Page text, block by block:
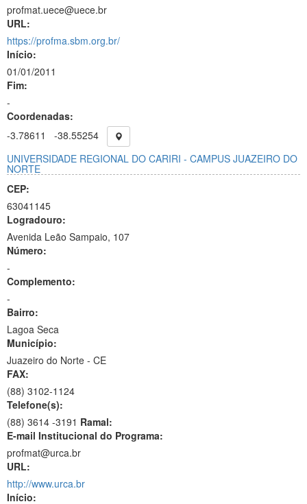
profmat.uece@uece.br
URL:
https://profma.sbm.org.br/
Início:
01/01/2011
Fim:
-
Coordenadas:
-3.78611
-38.55254
UNIVERSIDADE REGIONAL DO CARIRI - CAMPUS JUAZEIRO DO
NORTE
CEP:
63041145
Logradouro:
Avenida Leão Sampaio, 107
Número:
-
Complemento:
-
Bairro:
Lagoa Seca
Município:
Juazeiro do Norte - CE
FAX:
(88) 3102-1124
Telefone(s):
(88) 3614 -3191 Ramal:
E-mail Institucional do Programa:
profmat@urca.br
URL:
http://www.urca.br
Início: